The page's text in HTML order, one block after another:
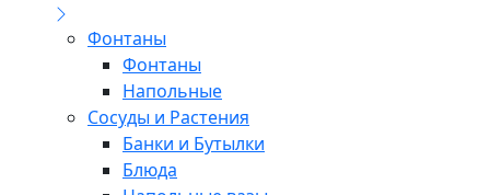
Фонтаны
Фонтаны
Напольные
Сосуды и Растения
Банки и Бутылки
Блюда